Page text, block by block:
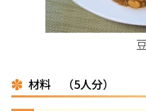
材料 （5人分）